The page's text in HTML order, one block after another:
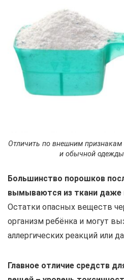
Отличить по внешним признакам
и обычной
Большинство порошков
вымываются из ткани даже
Остатки опасных веществ
организм ребёнка и могут
аллергических реакций или
Главное отличие средств